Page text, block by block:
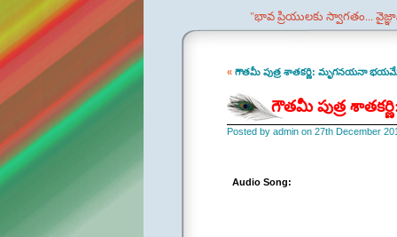
"భావ ప్రియులకు స్వాగతం...
« గౌతమీ పుత్ర శాతకర్ణి: మృగనయనా
గౌతమీ పుత్ర
Posted by admin on 27th December
Audio Song: